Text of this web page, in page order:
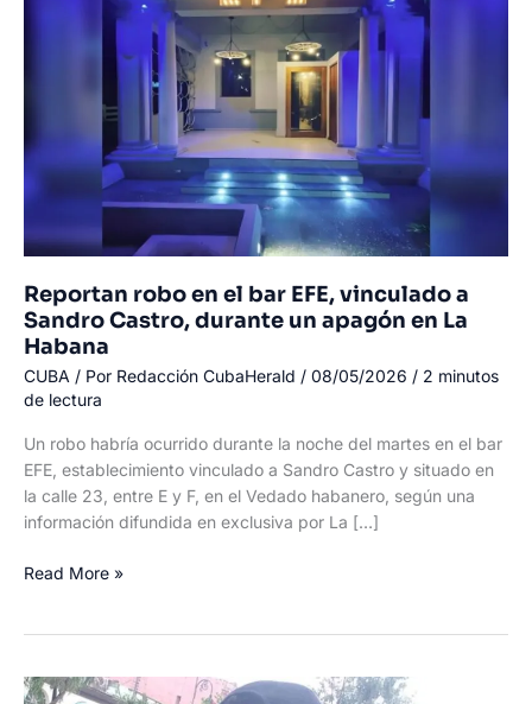
salva
la
vida
Reportan robo en el bar EFE, vinculado a
Sandro Castro, durante un apagón en La
Habana
CUBA / Por Redacción CubaHerald / 08/05/2026 / 2 minutos
de lectura
Un robo habría ocurrido durante la noche del martes en el bar
EFE, establecimiento vinculado a Sandro Castro y situado en
la calle 23, entre E y F, en el Vedado habanero, según una
información difundida en exclusiva por La […]
Reportan
bar
Read More »